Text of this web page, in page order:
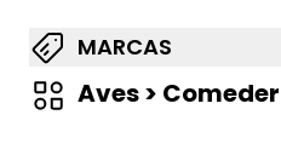
MARCAS
Aves >